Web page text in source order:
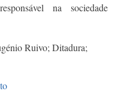
na sociedade
Ruivo; Ditadura;